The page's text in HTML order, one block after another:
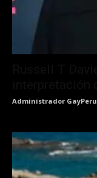
Administrador GayPeru